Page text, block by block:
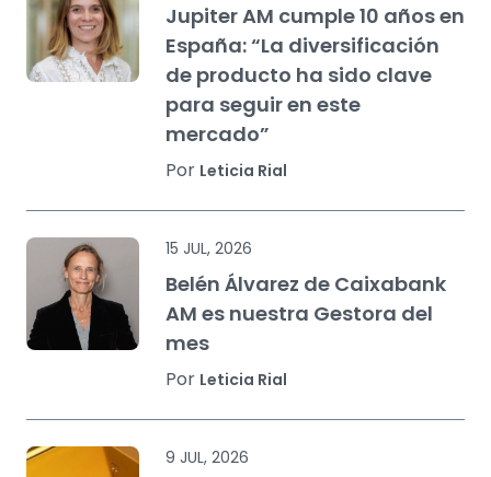
Jupiter AM cumple 10 años en
España: “La diversificación
de producto ha sido clave
para seguir en este
mercado”
Por Leticia Rial
15 JUL, 2026
Belén Álvarez de Caixabank
AM es nuestra Gestora del
mes
Por Leticia Rial
9 JUL, 2026